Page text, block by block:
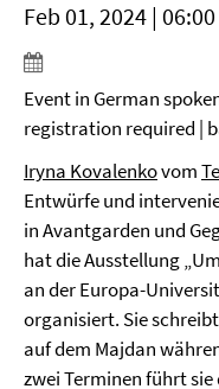
Feb 01, 2024 | 06:00
Event in German
registration required |
Iryna Kovalenkovom
Entwürfe und
in Avantgarden und
hat die Ausstellung
an der Europa-
organisiert. Sie
auf dem Majdan
zwei Terminen führt